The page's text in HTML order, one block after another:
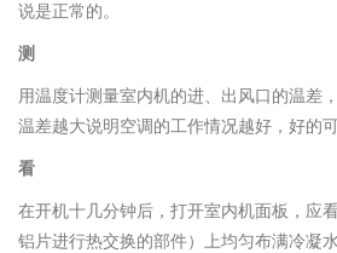
说是正常的。
测
用温度计测量室内机的进、出风口的温差
温差越大说明空调的工作情况越好，好的
看
在开机十几分钟后，打开室内机面板，应
铝片进行热交换的部件）上均匀布满冷凝